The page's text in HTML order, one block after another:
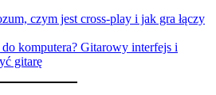
czym jest cross-play i jak gra łączy
do komputera? Gitarowy interfejs i
gitarę